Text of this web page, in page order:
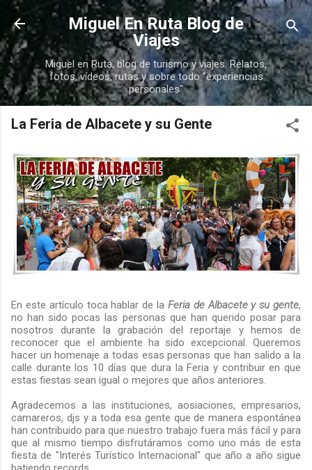
Ir al contenido principal
Miguel En Ruta Blog de
Viajes
Miguel en Ruta, blog de turismo y viajes. Relatos,
fotos, vídeos, rutas y sobre todo "experiencias
personales"
La Feria de Albacete y su Gente
En este artículo toca hablar de la Feria de Albacete y su gente,
no han sido pocas las personas que han querido posar para
nosotros durante la grabación del reportaje y hemos de
reconocer que el ambiente ha sido excepcional. Queremos
hacer un homenaje a todas esas personas que han salido a la
calle durante los 10 días que dura la Feria y contribuir en que
estas fiestas sean igual o mejores que años anteriores.
Agradecemos a las instituciones, aosiaciones, empresarios,
camareros, djs y a toda esa gente que de manera espontánea
han contribuido para que nuestro trabajo fuera más fácil y para
que al mismo tiempo disfrutáramos como uno más de esta
fiesta de "Interés Turístico Internacional" que año a año sigue